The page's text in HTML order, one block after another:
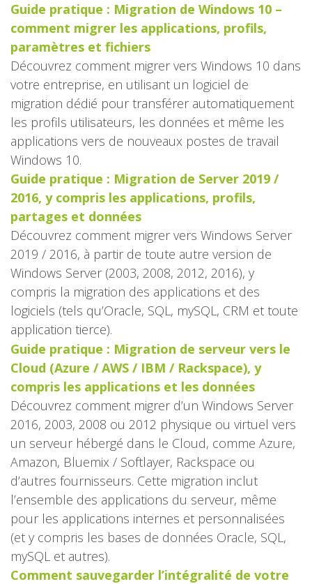
Guide pratique : Migration de Windows 10 –
comment migrer les applications, profils,
paramètres et fichiers
Découvrez comment migrer vers Windows 10 dans
votre entreprise, en utilisant un logiciel de
migration dédié pour transférer automatiquement
les profils utilisateurs, les données et même les
applications vers de nouveaux postes de travail
Windows 10.
Guide pratique : Migration de Server 2019 /
2016, y compris les applications, profils,
partages et données
Découvrez comment migrer vers Windows Server
2019 / 2016, à partir de toute autre version de
Windows Server (2003, 2008, 2012, 2016), y
compris la migration des applications et des
logiciels (tels qu’Oracle, SQL, mySQL, CRM et toute
application tierce).
Guide pratique : Migration de serveur vers le
Cloud (Azure / AWS / IBM / Rackspace), y
compris les applications et les données
Découvrez comment migrer d’un Windows Server
2016, 2003, 2008 ou 2012 physique ou virtuel vers
un serveur hébergé dans le Cloud, comme Azure,
Amazon, Bluemix / Softlayer, Rackspace ou
d’autres fournisseurs. Cette migration inclut
l’ensemble des applications du serveur, même
pour les applications internes et personnalisées
(et y compris les bases de données Oracle, SQL,
mySQL et autres).
Comment sauvegarder l’intégralité de votre